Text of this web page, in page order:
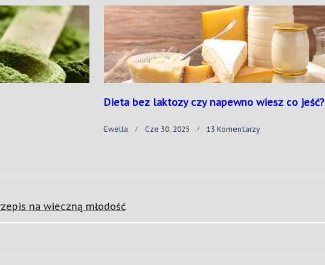
–
Niezwykła
Przyprawa
Na
Zwykłe
Dolegliwości?
Dieta bez laktozy czy napewno wiesz co jeść?
Ewella Cze 30, 2025 13 KomentarzyDo
na wieczną młodość